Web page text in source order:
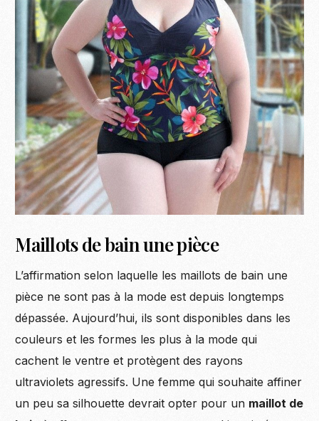
Maillots de bain une pièce
L’affirmation selon laquelle les maillots de bain une
pièce ne sont pas à la mode est depuis longtemps
dépassée. Aujourd’hui, ils sont disponibles dans les
couleurs et les formes les plus à la mode qui
cachent le ventre et protègent des rayons
ultraviolets agressifs. Une femme qui souhaite affiner
un peu sa silhouette devrait opter pour un maillot de